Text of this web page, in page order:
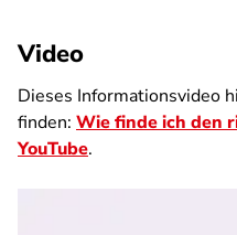
Video
Dieses Informationsvideo
finden: Wie finde ich den
YouTube.